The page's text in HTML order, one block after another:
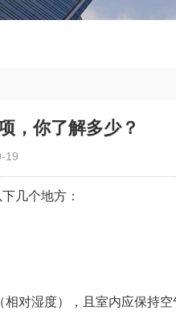
，你了解多少？
19
几个地方：
对湿度），且室内应保持